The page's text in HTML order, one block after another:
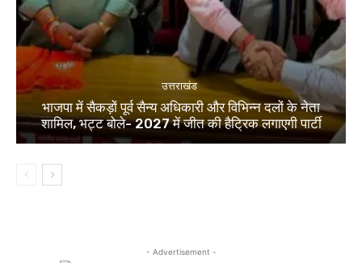
उत्तराखंड
भाजपा में सैकड़ों पूर्व सैन्य अधिकारी और विभिन्न दलों के नेता
शामिल, भट्ट बोले- 2027 में जीत की हैट्रिक लगाएगी पार्टी
- Advertisement -